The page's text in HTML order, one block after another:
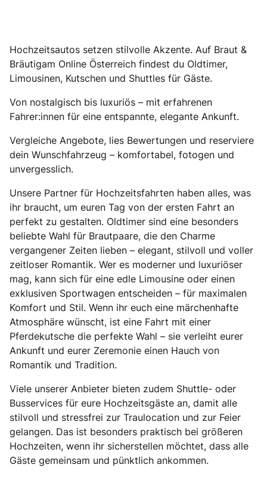
Hochzeitsautos setzen stilvolle Akzente. Auf Braut &
Bräutigam Online Österreich findest du Oldtimer,
Limousinen, Kutschen und Shuttles für Gäste.
Von nostalgisch bis luxuriös – mit erfahrenen
Fahrer:innen für eine entspannte, elegante Ankunft.
Vergleiche Angebote, lies Bewertungen und reserviere
dein Wunschfahrzeug – komfortabel, fotogen und
unvergesslich.
Unsere Partner für Hochzeitsfahrten haben alles, was
ihr braucht, um euren Tag von der ersten Fahrt an
perfekt zu gestalten. Oldtimer sind eine besonders
beliebte Wahl für Brautpaare, die den Charme
vergangener Zeiten lieben – elegant, stilvoll und voller
zeitloser Romantik. Wer es moderner und luxuriöser
mag, kann sich für eine edle Limousine oder einen
exklusiven Sportwagen entscheiden – für maximalen
Komfort und Stil. Wenn ihr euch eine märchenhafte
Atmosphäre wünscht, ist eine Fahrt mit einer
Pferdekutsche die perfekte Wahl – sie verleiht eurer
Ankunft und eurer Zeremonie einen Hauch von
Romantik und Tradition.
Viele unserer Anbieter bieten zudem Shuttle- oder
Busservices für eure Hochzeitsgäste an, damit alle
stilvoll und stressfrei zur Traulocation und zur Feier
gelangen. Das ist besonders praktisch bei größeren
Hochzeiten, wenn ihr sicherstellen möchtet, dass alle
Gäste gemeinsam und pünktlich ankommen.